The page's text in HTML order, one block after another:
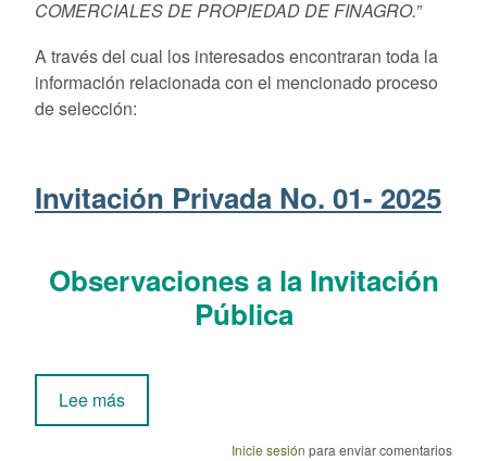
COMERCIALES DE PROPIEDAD DE FINAGRO.”
A través del cual los interesados encontraran toda la
información relacionada con el mencionado proceso
de selección:
Invitación Privada No. 01- 2025
Observaciones a la Invitación
Pública
Lee mássobre Invitación Privada No. 01- 2025
Inicie sesión para enviar comentarios